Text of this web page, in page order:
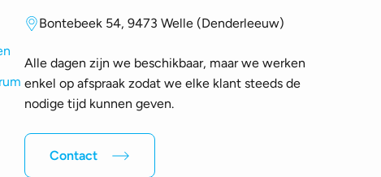
Bontebeek 54, 9473 Welle (Denderleeuw)
Alle dagen zijn we beschikbaar, maar we werken
enkel op afspraak zodat we elke klant steeds de
nodige tijd kunnen geven.
Contact